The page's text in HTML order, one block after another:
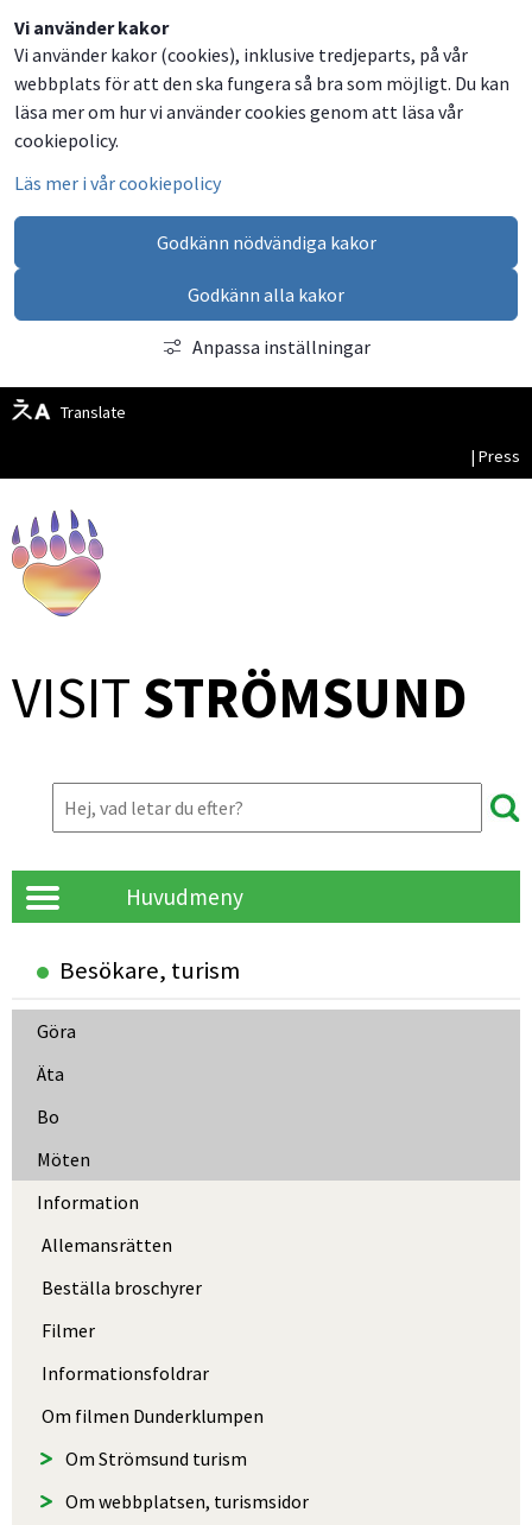
Vi använder kakor
Vi använder kakor (cookies), inklusive tredjeparts, på vår
webbplats för att den ska fungera så bra som möjligt. Du kan
läsa mer om hur vi använder cookies genom att läsa vår
cookiepolicy.
Läs mer i vår cookiepolicy
Godkänn nödvändiga kakor
Godkänn alla kakor
Anpassa inställningar
Translate
| Press
VISIT STRÖMSUND
Huvudmeny
Besökare, turism
Göra
Äta
Bo
Möten
Information
Allemansrätten
Beställa broschyrer
Filmer
Informations­foldrar
Om filmen Dunder­klumpen
Om Strömsund turism
Om webbplatsen, turismsidor
Dela
på
Facebook
Dela
på
Twitter
Dela
på
LinkedIn
Dela
via
email
Besök
oss
på
Facebook